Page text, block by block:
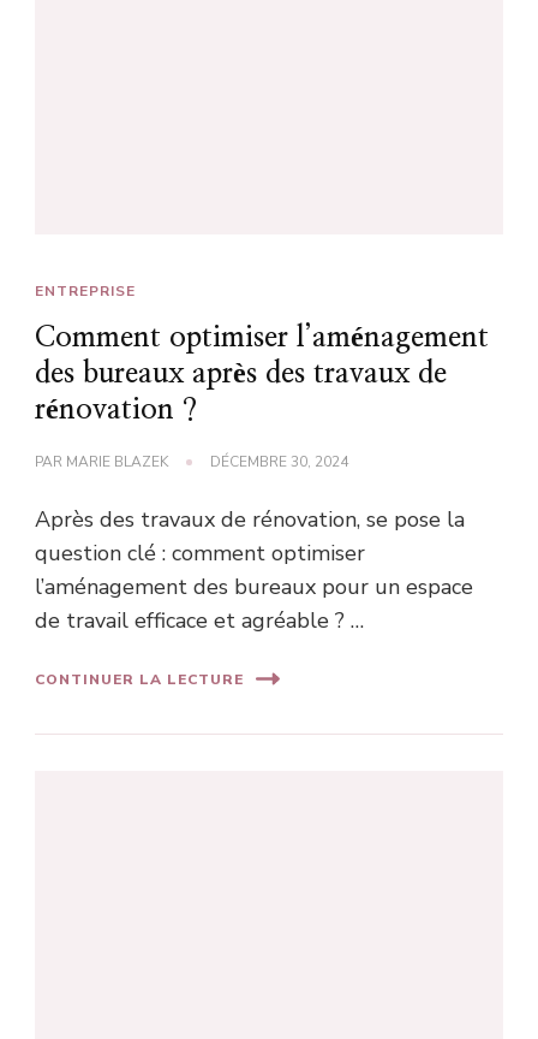
ENTREPRISE
Comment optimiser l’aménagement
des bureaux après des travaux de
rénovation ?
PAR MARIE BLAZEK DÉCEMBRE 30, 2024
Après des travaux de rénovation, se pose la
question clé : comment optimiser
l’aménagement des bureaux pour un espace
de travail efficace et agréable ? …
CONTINUER LA LECTURE